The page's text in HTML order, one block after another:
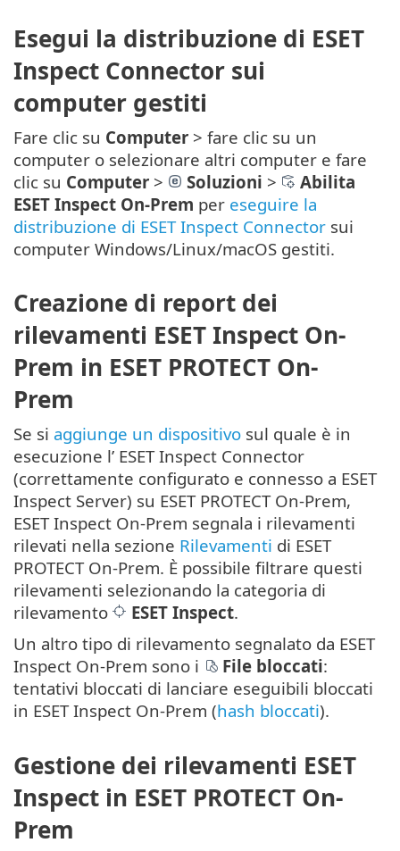
Esegui la distribuzione di ESET
Inspect Connector sui
computer gestiti
Fare clic su Computer > fare clic su un
computer o selezionare altri computer e fare
clic su Computer > Soluzioni >
Abilita
ESET Inspect On-Prem per eseguire la
distribuzione di ESET Inspect Connector sui
computer Windows/Linux/macOS gestiti.
Creazione di report dei
rilevamenti ESET Inspect On-
Prem in ESET PROTECT On-
Prem
Se si aggiunge un dispositivo sul quale è in
esecuzione l’ ESET Inspect Connector
(correttamente configurato e connesso a ESET
Inspect Server) su ESET PROTECT On-Prem,
ESET Inspect On-Prem segnala i rilevamenti
rilevati nella sezione Rilevamenti di ESET
PROTECT On-Prem. È possibile filtrare questi
rilevamenti selezionando la categoria di
rilevamento
ESET Inspect.
Un altro tipo di rilevamento segnalato da ESET
Inspect On-Prem sono i
File bloccati:
tentativi bloccati di lanciare eseguibili bloccati
in ESET Inspect On-Prem (hash bloccati).
Gestione dei rilevamenti ESET
Inspect in ESET PROTECT On-
Prem